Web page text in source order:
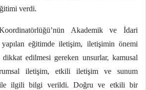
verdi.
Akademik ve İdari
eğitimde iletişim, iletişimin önemi
edilmesi gereken unsurlar, kamusal
iletişim, etkili iletişim ve sunum
ile ilgili bilgi verildi. Doğru ve etkili bir